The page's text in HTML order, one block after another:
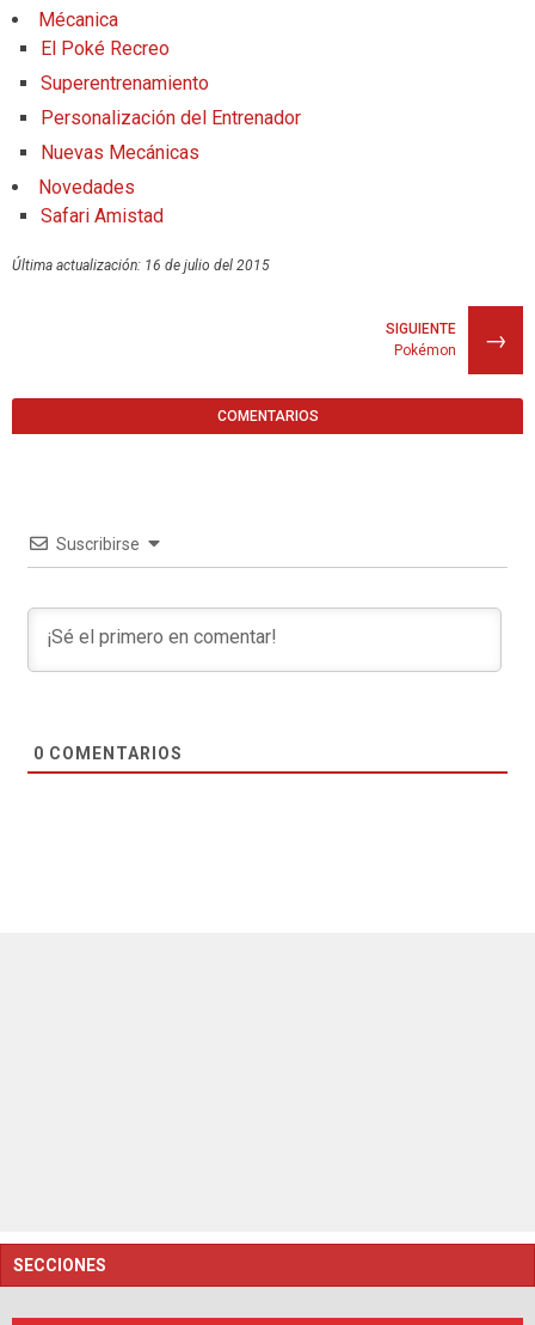
Mécanica
El Poké Recreo
Superentrenamiento
Personalización del Entrenador
Nuevas Mecánicas
Novedades
Safari Amistad
Última actualización: 16 de julio del 2015
→
SIGUIENTE
Pokémon
COMENTARIOS
Suscribirse
0 COMENTARIOS
SECCIONES